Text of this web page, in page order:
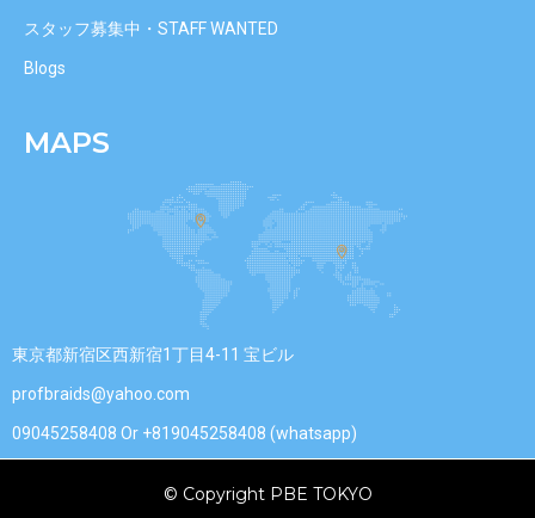
スタッフ募集中・STAFF WANTED
Blogs
MAPS
東京都新宿区西新宿1丁目4-11 宝ビル
profbraids@yahoo.com
09045258408 Or +819045258408 (whatsapp)
© Copyright PBE TOKYO